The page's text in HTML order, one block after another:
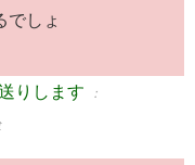
でしょ
りします ：